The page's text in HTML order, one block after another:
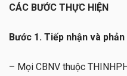
CÁC BƯỚC THỰC HIỆN
Bước 1. Tiếp nhận và
– Mọi CBNV thuộc